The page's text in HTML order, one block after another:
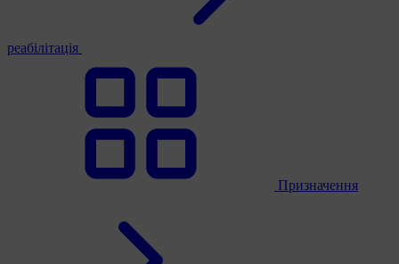
реабілітація
Призначення